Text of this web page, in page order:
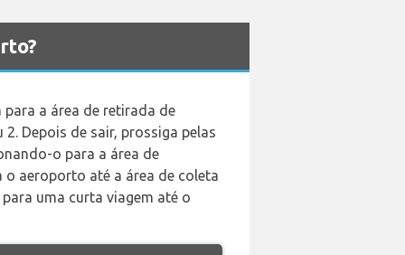
a área de retirada de
Depois de sair, prossiga pelas
o para a área de
aeroporto até a área de coleta
uma curta viagem até o